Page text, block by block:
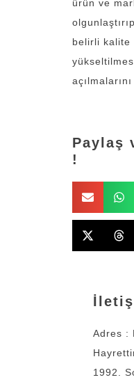
ürün ve
belirli kalite
Paylaş
!
Adres :
1992.